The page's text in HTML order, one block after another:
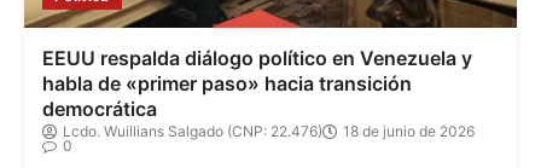
EEUU respalda diálogo político en Venezuela y
habla de «primer paso» hacia transición
democrática
Lcdo. Wuillians Salgado (CNP: 22.476)
18 de junio de 2026
0